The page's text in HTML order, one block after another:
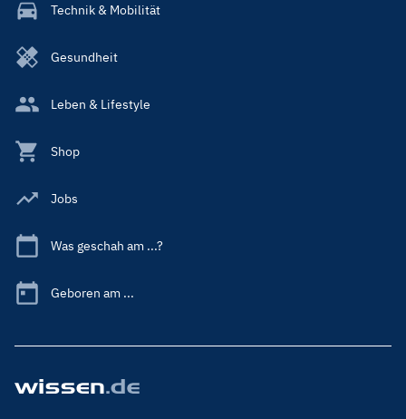
Technik & Mobilität
Gesundheit
Leben & Lifestyle
Shop
Jobs
Was geschah am ...?
Geboren am ...